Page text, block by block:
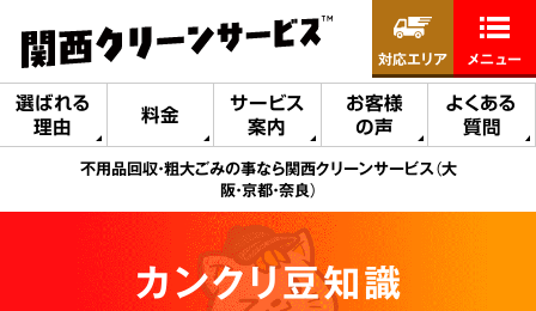
選ばれる
理由
料金
サービス
案内
お客様
の声
よくある
質問
対応エリア メニュー
不用品回収・粗大ごみの事なら関西クリーンサービス（大
阪・京都・奈良）
カンクリ豆知識